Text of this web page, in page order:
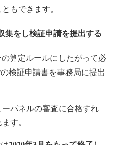
もできます。
集をし検証申請を提出する
算定ルールにしたがって必
検証申請書を事務局に提出
パネルの審査に合格すれ
す。